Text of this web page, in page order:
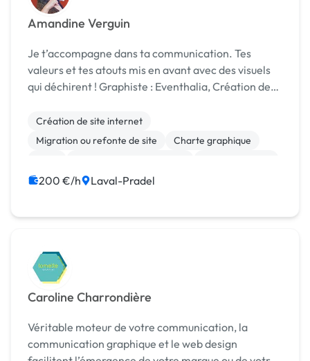
Amandine Verguin
Je t’accompagne dans ta communication. Tes
valeurs et tes atouts mis en avant avec des visuels
qui déchirent ! Graphiste : Eventhalia, Création de
SEO : Empreinte Jeux, Rédaction d'articl...
Création de site internet
Migration ou refonte de site
Charte graphique
200 €/h Laval-Pradel
Caroline Charrondière
Véritable moteur de votre communication, la
communication graphique et le web design